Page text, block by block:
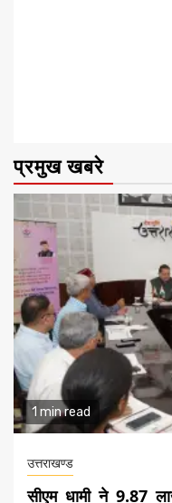
प्रमुख खबरे
1 min read
उत्तराखण्ड
सीएम धामी ने 9.87